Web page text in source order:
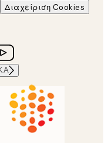
Διαχείριση Cookies